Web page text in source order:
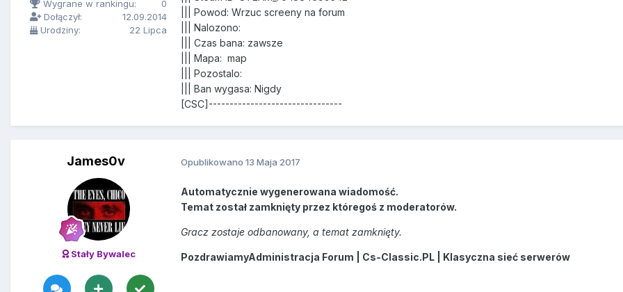
Wygrane w rankingu:
0
Dołączył:
12.09.2014
Urodziny:
22 Lipca
||| Powod: Wrzuc screeny na forum
||| Nalozono:
||| Czas bana: zawsze
||| Mapa: map
||| Pozostalo:
||| Ban wygasa: Nigdy
[CSC]--------------------------------
James0v
Stały Bywalec
Opublikowano 13 Maja 2017
Automatycznie wygenerowana wiadomość.
Temat został zamknięty przez któregoś z moderatorów.
Gracz zostaje odbanowany, a temat zamknięty.
PozdrawiamyAdministracja Forum | Cs-Classic.PL | Klasyczna sieć serwerów